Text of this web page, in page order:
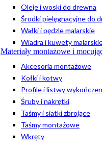
Oleje i woski do drewna
Środki pielęgnacyjne do
Wałki i pędzle malarskie
Wiadra i kuwety
Materiały montażowe i
Akcesoria montażowe
Kołki i kotwy
Profile i listwy
Śruby i nakrętki
Taśmy i siatki zbrojące
Taśmy montażowe
Wkręty